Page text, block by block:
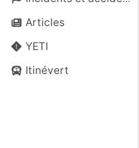
Articles
YETI
Itinévert